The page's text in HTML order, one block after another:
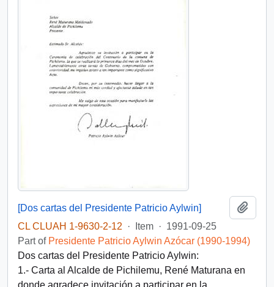
[Dos cartas del Presidente Patricio Aylwin]
CL CLUAH 1-9630-2-12
· Item · 1991-09-25
Part of Presidente Patricio Aylwin Azócar (1990-1994)
Dos cartas del Presidente Patricio Aylwin:
1.- Carta al Alcalde de Pichilemu, René Maturana en
donde agradece invitación a participar en la